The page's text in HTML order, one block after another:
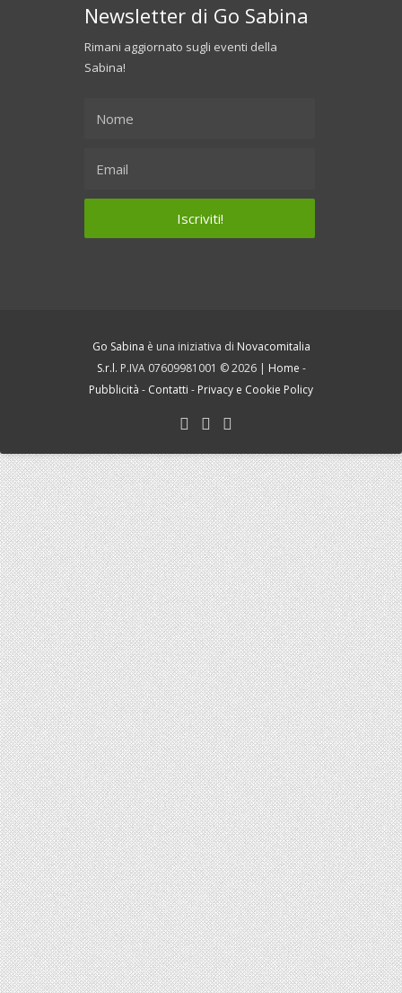
Newsletter di Go Sabina
Rimani aggiornato sugli eventi della
Sabina!
Go Sabina è una iniziativa di Novacomitalia
S.r.l. P.IVA 07609981001 © 2026 | Home -
Pubblicità - Contatti - Privacy e Cookie Policy